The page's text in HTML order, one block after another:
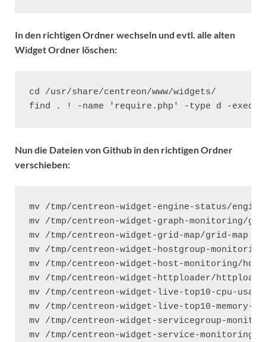
In den richtigen Ordner wechseln und evtl. alle alten
Widget Ordner löschen:
cd /usr/share/centreon/www/widgets/
find . ! -name 'require.php' -type d -exec
Nun die Dateien von Github in den richtigen Ordner
verschieben:
mv /tmp/centreon-widget-engine-status/
mv /tmp/centreon-widget-graph-monitoring/
mv /tmp/centreon-widget-grid-map/grid-map /
mv /tmp/centreon-widget-hostgroup-
mv /tmp/centreon-widget-host-monitoring/
mv /tmp/centreon-widget-httploader/
mv /tmp/centreon-widget-live-top10-cpu-
mv /tmp/centreon-widget-live-top10-memory-
mv /tmp/centreon-widget-servicegroup-
mv /tmp/centreon-widget-service-monitoring/